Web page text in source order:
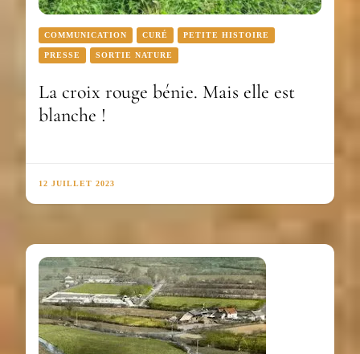
COMMUNICATION CURÉ PETITE HISTOIRE
PRESSE SORTIE NATURE
La croix rouge bénie. Mais elle est
blanche !
12 JUILLET 2023